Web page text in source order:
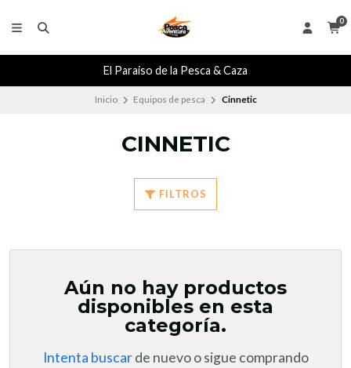
0
El Paraiso de la Pesca & Caza
Inicio Equipos de pesca Cinnetic
CINNETIC
FILTROS
Aún no hay productos
disponibles en esta
categoría.
Intenta buscarde nuevo o sigue comprando